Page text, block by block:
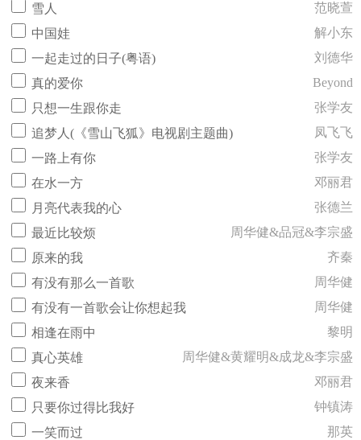
雪人
范晓萱
中国娃
解小东
一起走过的日子(粤语)
刘德华
真的爱你
Beyond
只想一生跟你走
张学友
追梦人(《雪山飞狐》电视剧主题曲)
凤飞飞
一路上有你
张学友
在水一方
邓丽君
月亮代表我的心
张德兰
最近比较烦
周华健&品冠&李宗盛
原来的我
齐秦
有没有那么一首歌
周华健
有没有一首歌会让你想起我
周华健
相逢在雨中
黎明
真心英雄
周华健&黄耀明&成龙&李宗盛
夜来香
邓丽君
只要你过得比我好
钟镇涛
一笑而过
那英